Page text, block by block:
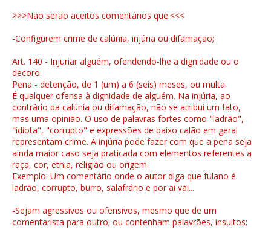
>>>Não serão aceitos comentários que:<<<
-Configurem crime de calúnia, injúria ou difamação;
Art. 140 - Injuriar alguém, ofendendo-lhe a dignidade ou o
decoro.
Pena - detenção, de 1 (um) a 6 (seis) meses, ou multa.
É qualquer ofensa à dignidade de alguém. Na injúria, ao
contrário da calúnia ou difamação, não se atribui um fato,
mas uma opinião. O uso de palavras fortes como "ladrão",
"idiota", "corrupto" e expressões de baixo calão em geral
representam crime. A injúria pode fazer com que a pena seja
ainda maior caso seja praticada com elementos referentes a
raça, cor, etnia, religião ou origem.
Exemplo: Um comentário onde o autor diga que fulano é
ladrão, corrupto, burro, salafrário e por ai vai...
-Sejam agressivos ou ofensivos, mesmo que de um
comentarista para outro; ou contenham palavrões, insultos;